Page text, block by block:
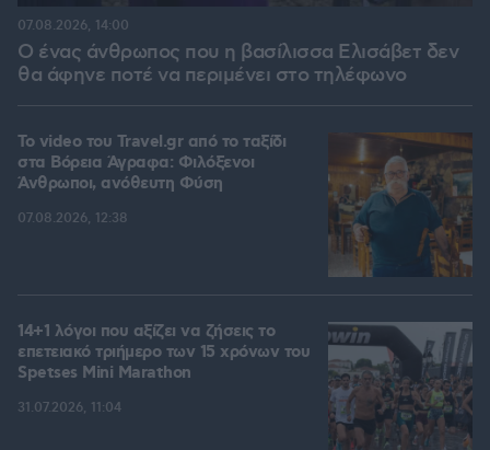
Ο ένας άνθρωπος που η βασίλισσα Ελισάβετ δεν
θα άφηνε ποτέ να περιμένει στο τηλέφωνο
07.08.2026, 14:00
To video του Travel.gr από το ταξίδι
στα Βόρεια Άγραφα: Φιλόξενοι
Άνθρωποι, ανόθευτη Φύση
07.08.2026, 12:38
14+1 λόγοι που αξίζει να ζήσεις το
επετειακό τριήμερο των 15 χρόνων του
Spetses Mini Marathon
31.07.2026, 11:04